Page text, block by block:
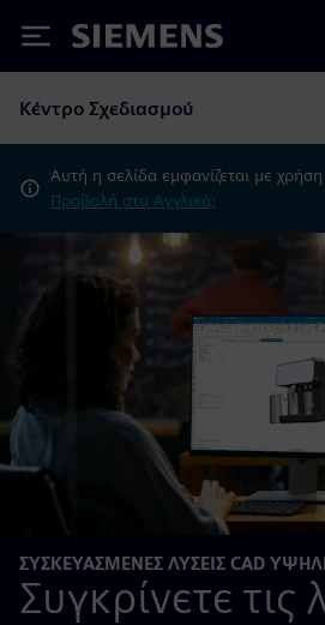
Siemens
Κέντρο Σχεδιασμού
Αυτή η σελίδα εμφανίζεται με
Προβολή στα Αγγλικά;
ΣΥΣΚΕΥΑΣΜΈΝΕΣ ΛΎΣΕΙΣ CAD
Συγκρίνετε τις